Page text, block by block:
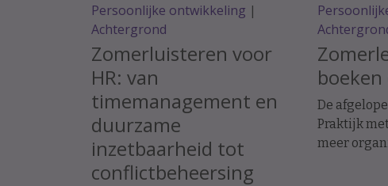
Persoonlijke ontwikkeling |
Achtergrond
Zomerluisteren voor
HR: van
timemanagement en
duurzame
inzetbaarheid tot
conflictbeheersing
De
Praktijk
meer